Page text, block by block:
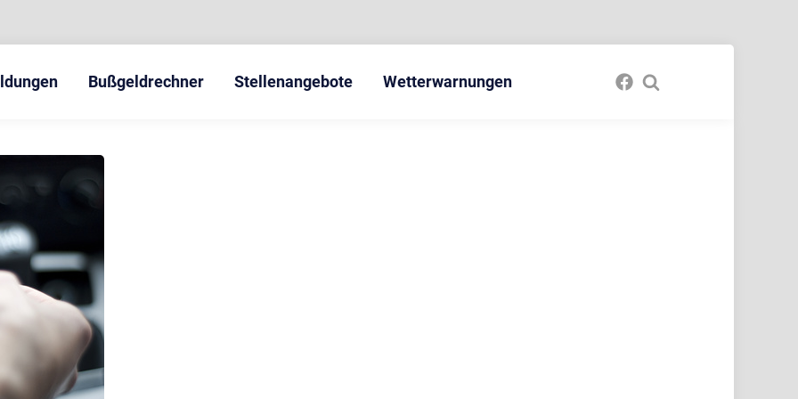
Bußgeldrechner Stellenangebote Wetterwarnungen